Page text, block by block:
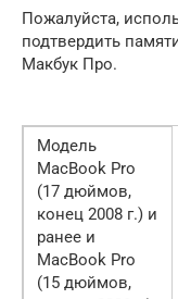
Пожалуйста,
подтвердить
Макбук Про.
Модель
MacBook Pro
(17 дюймов,
конец 2008 г.) и
ранее и
MacBook Pro
(15 дюймов,